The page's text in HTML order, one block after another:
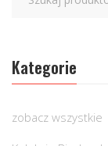
Kategorie
zobacz wszystkie